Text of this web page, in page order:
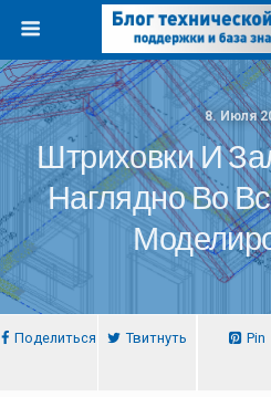
8. Июля
Штриховки И
Наглядно Во
Поделиться Твитнуть Pin